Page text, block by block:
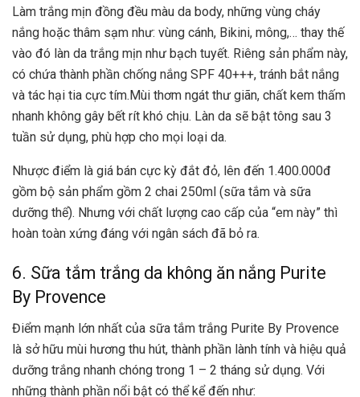
Làm trắng mịn đồng đều màu da body, những vùng cháy
nắng hoặc thâm sạm như: vùng cánh, Bikini, mông,… thay thế
vào đó làn da trắng mịn như bạch tuyết. Riêng sản phẩm này,
có chứa thành phần chống nắng SPF 40+++, tránh bắt nắng
và tác hại tia cực tím.Mùi thơm ngát thư giãn, chất kem thấm
nhanh không gây bết rít khó chịu. Làn da sẽ bật tông sau 3
tuần sử dụng, phù hợp cho mọi loại da.
Nhược điểm là giá bán cực kỳ đắt đỏ, lên đến 1.400.000đ
gồm bộ sản phẩm gồm 2 chai 250ml (sữa tắm và sữa
dưỡng thể). Nhưng với chất lượng cao cấp của “em này” thì
hoàn toàn xứng đáng với ngân sách đã bỏ ra.
6. Sữa tắm trắng da không ăn nắng Purite
By Provence
Điểm mạnh lớn nhất của sữa tắm trắng Purite By Provence
là sở hữu mùi hương thu hút, thành phần lành tính và hiệu quả
dưỡng trắng nhanh chóng trong 1 – 2 tháng sử dụng. Với
những thành phần nổi bật có thể kể đến như: